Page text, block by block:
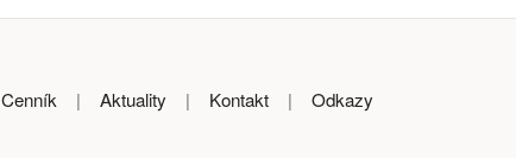
Cenník | Aktuality | Kontakt | Odkazy